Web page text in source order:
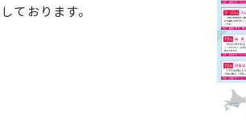
ております。